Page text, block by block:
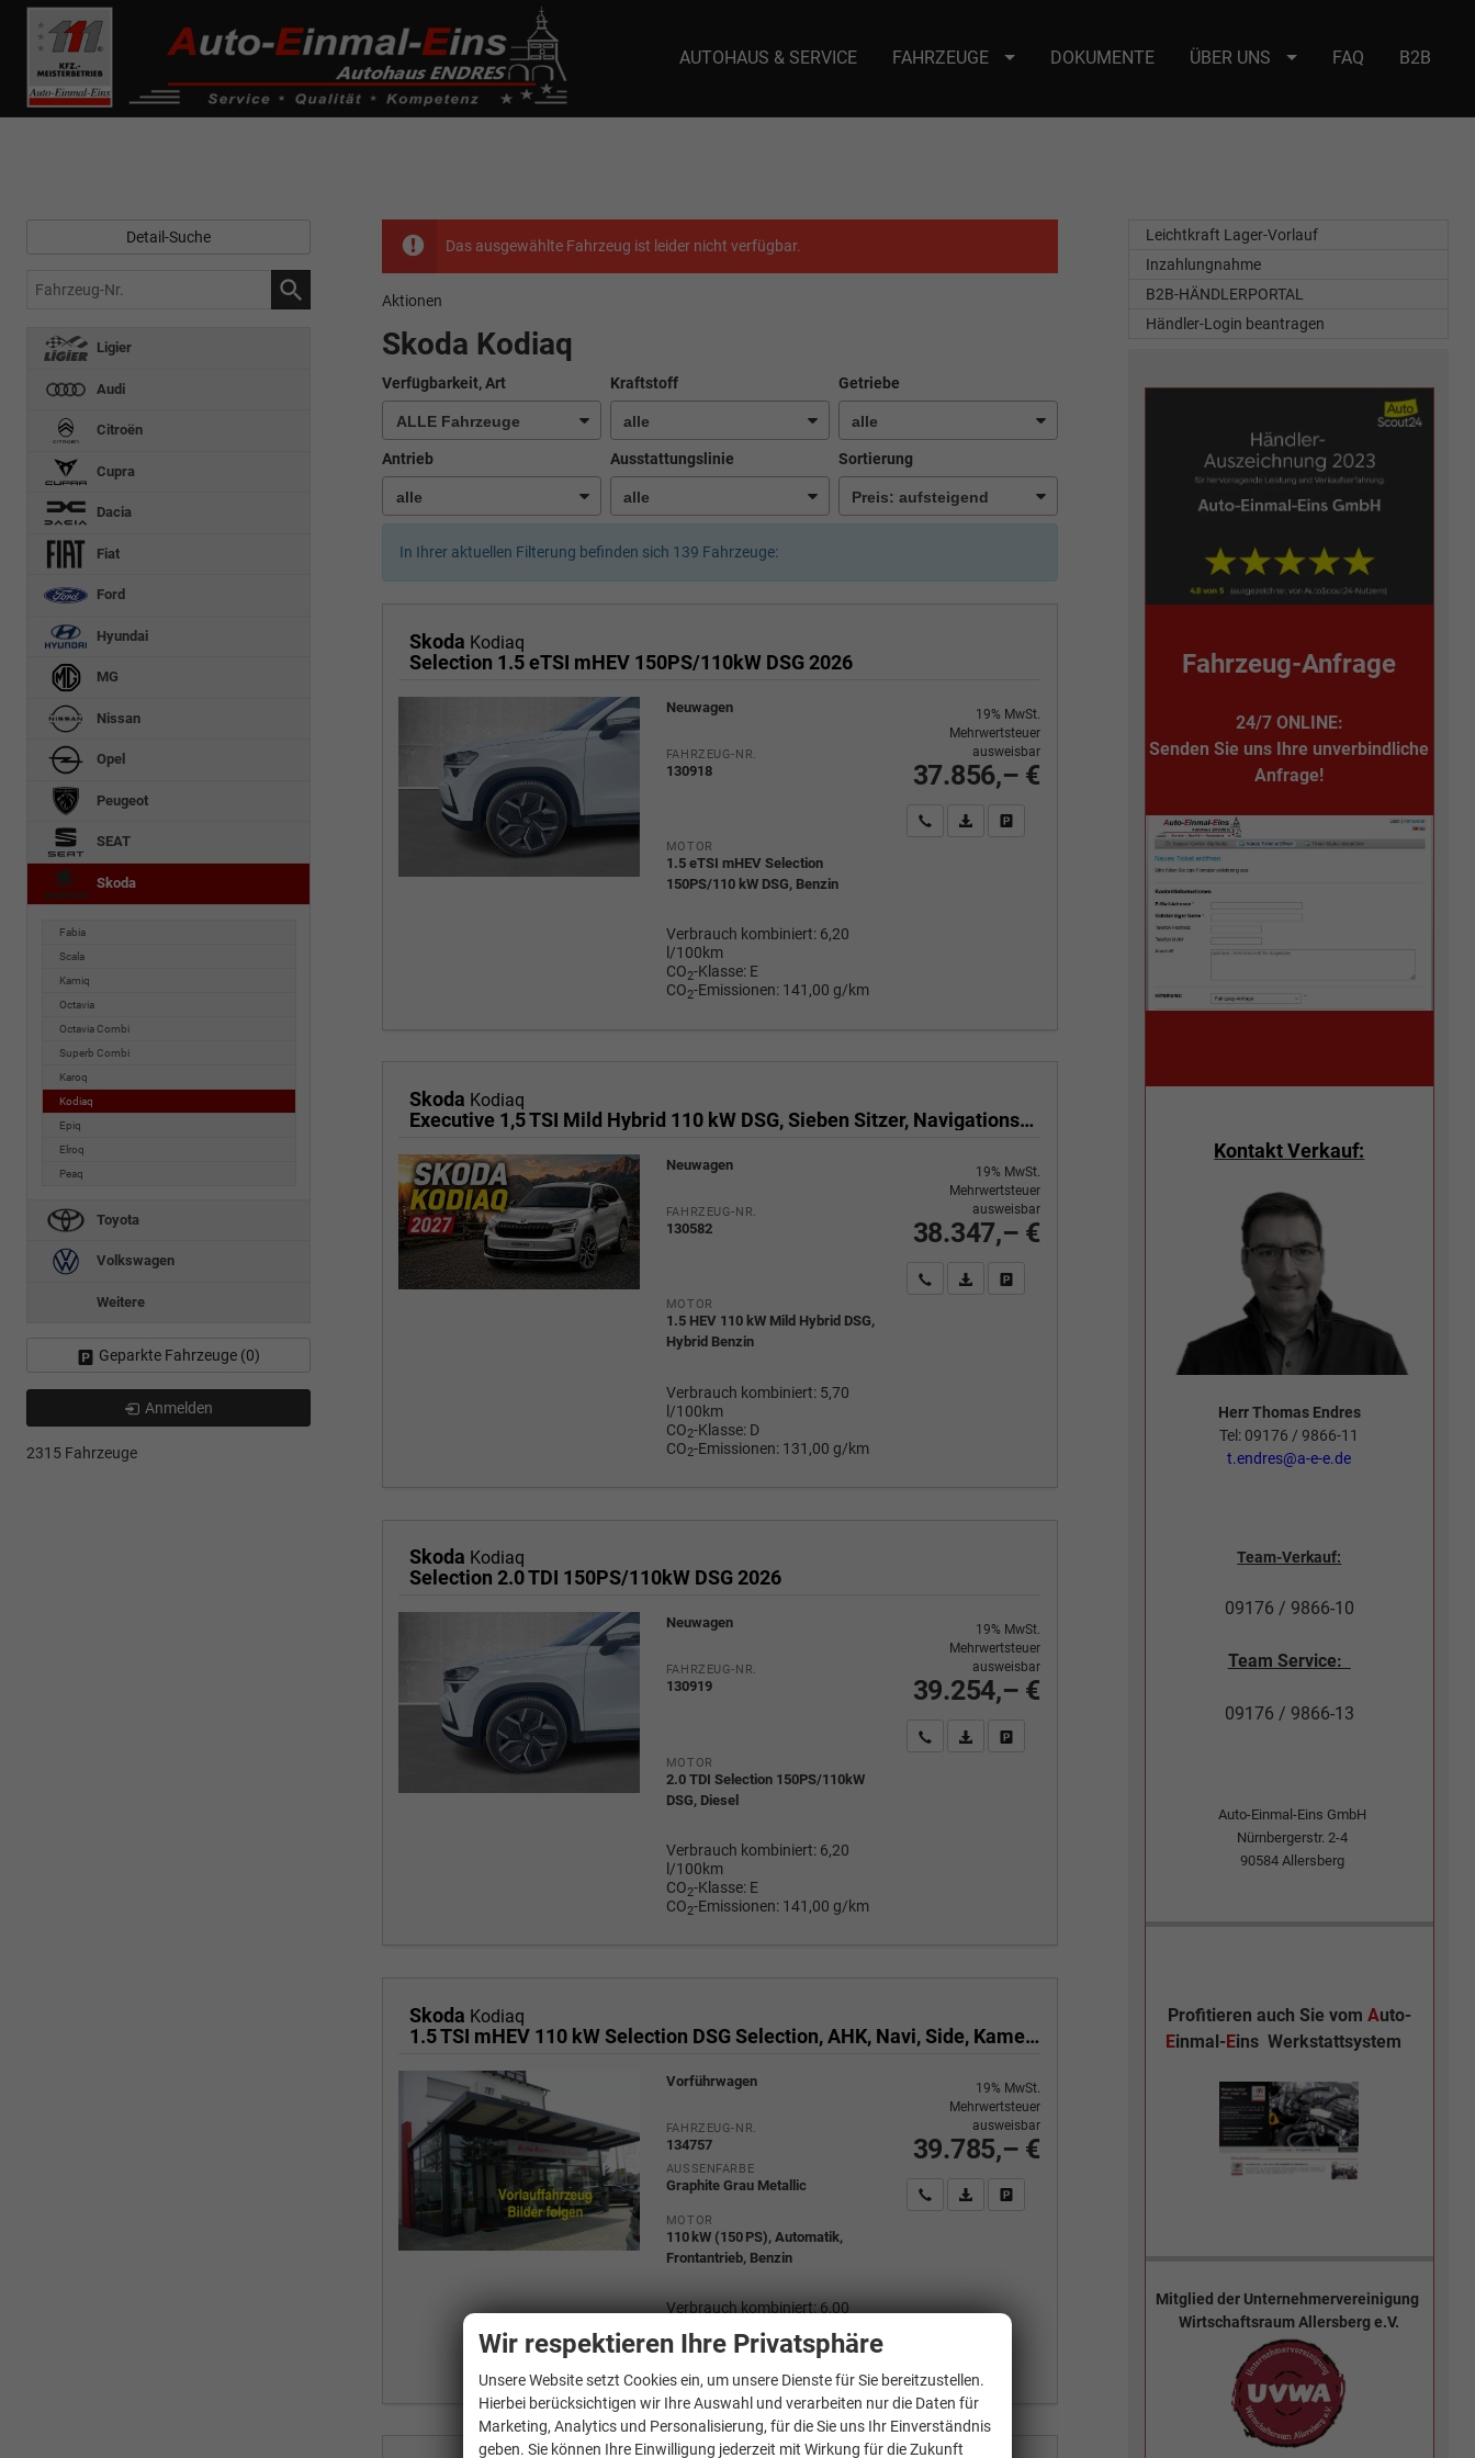
------------ Host Name : selector1._domainkey Points to address or value: selector1-aee-de0k._domainkey.autoeinmaleins.onmicrosoft.com Host Name : selector2._domainkey Points to address or value: selector2-aee-
de0k._domainkey.autoeinmaleins.onmicrosoft.com
AUTOHAUS & SERVICE FAHRZEUGE DOKUMENTE ÜBER UNS FAQ B2B
Das ausgewählte Fahrzeug ist leider nicht verfügbar.
Aktionen
Skoda Kodiaq
Verfügbarkeit, Art Kraftstoff Getriebe
Antrieb Ausstattungslinie Sortierung
In Ihrer aktuellen Filterung befinden sich 139 Fahrzeuge:
Skoda Kodiaq
Selection 1.5 eTSI mHEV 150PS/110kW DSG 2026
Neuwagen
FAHRZEUG-NR.
130918
MOTOR
1.5 eTSI mHEV Selection
150PS/110 kW DSG, Benzin
Verbrauch kombiniert: 6,20
l/100km
CO2-Klasse: E
CO2-Emissionen: 141,00 g/km
37.856,– €
19% MwSt.
Mehrwertsteuer
ausweisbar
Wir rufen Sie anPDF-Fahrzeugexposé drucken
Fahrzeug drucken, parken oder vergleichen
Skoda Kodiaq
Executive 1,5 TSI Mild Hybrid 110 kW DSG, Sieben Sitzer, Navigationssystem, Metallfarbe, Klimaautomatik 3 Zonen,, 18 Zoll Alufelgen,Sitzheizung,LED, Phone BOX, Sun Set, Virtual Cockpit, Rückkamera, 4J. Garantie
Neuwagen
FAHRZEUG-NR.
130582
MOTOR
1.5 HEV 110 kW Mild Hybrid DSG,
Hybrid Benzin
Verbrauch kombiniert: 5,70
l/100km
CO2-Klasse: D
CO2-Emissionen: 131,00 g/km
38.347,– €
19% MwSt.
Mehrwertsteuer
ausweisbar
Wir rufen Sie anPDF-Fahrzeugexposé drucken
Fahrzeug drucken, parken oder vergleichen
Skoda Kodiaq
Selection 2.0 TDI 150PS/110kW DSG 2026
Neuwagen
FAHRZEUG-NR.
130919
MOTOR
2.0 TDI Selection 150PS/110kW
DSG, Diesel
Verbrauch kombiniert: 6,20
l/100km
CO2-Klasse: E
CO2-Emissionen: 141,00 g/km
39.254,– €
19% MwSt.
Mehrwertsteuer
ausweisbar
Wir rufen Sie anPDF-Fahrzeugexposé drucken
Skoda Kodiaq
1.5 TSI mHEV 110 kW Selection DSG Selection, AHK, Navi, Side, Kamera, Winter, 4 J.- Garantie
Vorführwagen
FAHRZEUG-NR.
134757
AUSSENFARBE
Graphite Grau Metallic
MOTOR
110 kW (150 PS), Automatik,
Frontantrieb, Benzin
Verbrauch kombiniert: 6,00
CO
2-Klasse:E
138,00 g/km
39.785,– €
19% MwSt.
Mehrwertsteuer
ausweisbar
Wir rufen Sie anPDF-Fahrzeugexposé drucken
Detail-Suche
Fahrzeug-
Ligier
Audi
Citroën
Cupra
Dacia
Fiat
Ford
Hyundai
MG
Nissan
Opel
Peugeot
SEAT
Skoda
Fabia
Scala
Kamiq
Octavia
Octavia Combi
Superb Combi
Karoq
Kodiaq
Epiq
Elroq
Peaq
Toyota
Volkswagen
Weitere
Geparkte Fahrzeuge (0)
Anmelden
2315 Fahrzeuge
Leichtkraft Lager-Vorlauf
Inzahlungnahme
B2B-HÄNDLERPORTAL
Händler-Login beantragen
Fahrzeug-Anfrage
24/7 ONLINE:
Senden Sie uns Ihre unverbindliche
Anfrage!
Kontakt Verkauf:
Herr Thomas Endres
Tel: 09176 / 9866-11
t.endres@a-e-e.de
Team-Verkauf:
09176 / 9866-10
Team Service:
09176 / 9866-13
Auto-Einmal-Eins GmbH
Nürnbergerstr. 2-4
90584 Allersberg
Profitieren auch Sie vom Auto-
Einmal- Eins Werkstattsystem
Mitglied der Unternehmervereinigung
Wirtschaftsraum Allersberg e.V.
Wir respektieren Ihre Privatsphäre
Unsere Website setzt Cookies ein, um unsere Dienste für Sie bereitzustellen.
Hierbei berücksichtigen wir Ihre Auswahl und verarbeiten nur die Daten für
Marketing, Analytics und Personalisierung, für die Sie uns Ihr Einverständnis
geben. Sie können Ihre Einwilligung jederzeit mit Wirkung für die Zukunft